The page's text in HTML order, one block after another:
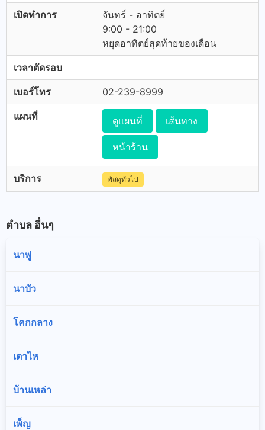
เปิดทำการ
จันทร์ - อาทิตย์
9:00 - 21:00
หยุดอาทิตย์สุดท้ายของเดือน
เวลาตัดรอบ
เบอร์โทร 02-239-8999
แผนที่ ดูแผนที่ เส้นทาง
หน้าร้าน
บริการ พัสดุทั่วไป
ตำบล อื่นๆ
นาพู่
นาบัว
โคกกลาง
เตาไห
บ้านเหล่า
เพ็ญ